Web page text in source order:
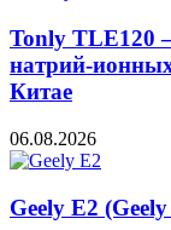
Tonly TLE120
натрий-
Китае
06.08.2026
Geely E2